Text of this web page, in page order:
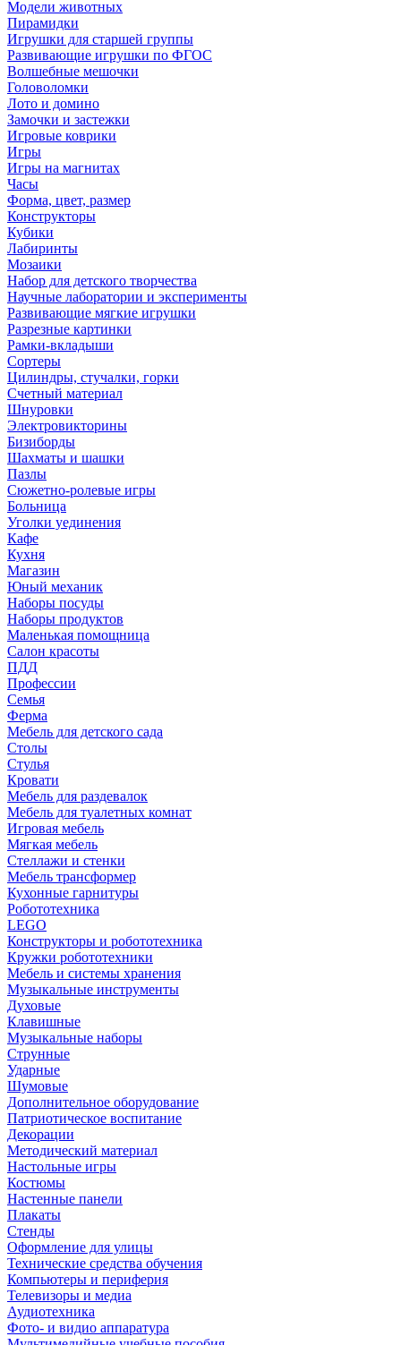
Модели животных
Пирамидки
Игрушки для старшей группы
Развивающие игрушки по ФГОС
Волшебные мешочки
Головоломки
Лото и домино
Замочки и застежки
Игровые коврики
Игры
Игры на магнитах
Часы
Форма, цвет, размер
Конструкторы
Кубики
Лабиринты
Мозаики
Набор для детского творчества
Научные лаборатории и эксперименты
Развивающие мягкие игрушки
Разрезные картинки
Рамки-вкладыши
Сортеры
Цилиндры, стучалки, горки
Счетный материал
Шнуровки
Электровикторины
Бизиборды
Шахматы и шашки
Пазлы
Сюжетно-ролевые игры
Больница
Уголки уединения
Кафе
Кухня
Магазин
Юный механик
Наборы посуды
Наборы продуктов
Маленькая помощница
Салон красоты
ПДД
Профессии
Семья
Ферма
Мебель для детского сада
Столы
Cтулья
Кровати
Мебель для раздевалок
Мебель для туалетных комнат
Игровая мебель
Мягкая мебель
Стеллажи и стенки
Мебель трансформер
Кухонные гарнитуры
Робототехника
LEGO
Конструкторы и робототехника
Кружки робототехники
Мебель и системы хранения
Музыкальные инструменты
Духовые
Клавишные
Музыкальные наборы
Струнные
Ударные
Шумовые
Дополнительное оборудование
Патриотическое воспитание
Декорации
Методический материал
Настольные игры
Костюмы
Настенные панели
Плакаты
Стенды
Оформление для улицы
Технические средства обучения
Компьютеры и периферия
Телевизоры и медиа
Аудиотехника
Фото- и видио аппаратура